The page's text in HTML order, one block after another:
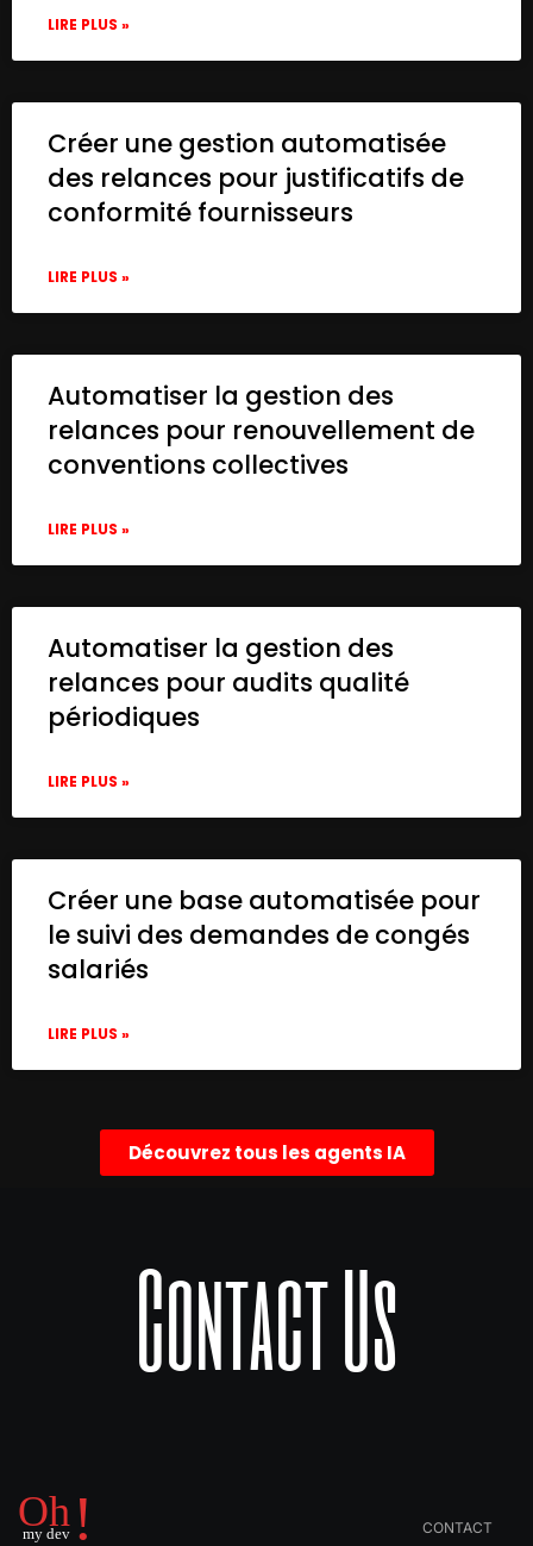
      "name": "Every 30 Minutes",
        240,
      ],
      "parameters": {
        "unit": "minutes",
      "typeVersion": 1
    },
      "type": "n8n-nodes-base.if",
      "position": [
        900,
        100
      "parameters": {
              "value2": "RT @",
              "operation": "startsWith"
            }
          ],
            {
"value1":
              "operation": "before"
            }
          ]
        },
        "combineOperation": "any"
    {
      "type": "n8n-nodes-base.twitter",
      "position": [
        460,
        "operation": "search",
"searchText": "(strapi OR
        "additionalFields": {
          "tweetMode": "extended",
LIRE PLUS »
Créer une gestion automatisée
des relances pour justificatifs de
conformité fournisseurs
LIRE PLUS »
Automatiser la gestion des
relances pour renouvellement de
conventions collectives
LIRE PLUS »
Automatiser la gestion des
relances pour audits qualité
périodiques
LIRE PLUS »
Créer une base automatisée pour
le suivi des demandes de congés
salariés
LIRE PLUS »
Découvrez tous les agents IA
Contact Us
CONTACT